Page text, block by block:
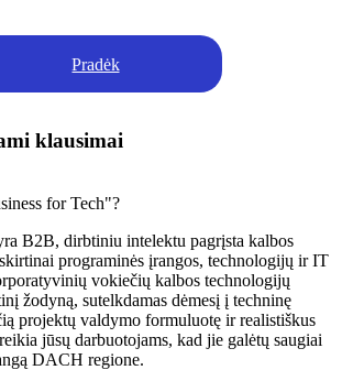
Pradėk
klausimai
for Tech"?
B2B, dirbtiniu intelektu pagrįsta kalbos
programinės įrangos, technologijų ir IT
vokiečių kalbos technologijų
žodyną, sutelkdamas dėmesį į techninę
projektų valdymo formuluotę ir realistiškus
jūsų darbuotojams, kad jie galėtų saugiai
DACH regione.